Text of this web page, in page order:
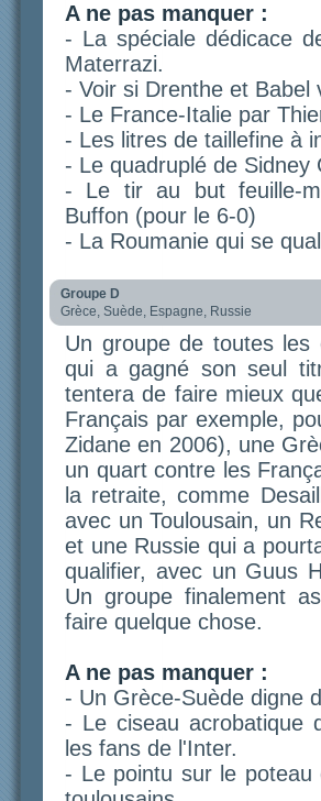
A ne pas manquer :
- La spéciale dédicace
Materrazi.
- Voir si Drenthe et
- Le France-Italie par
- Les litres de taillefine à
- Le quadruplé de
- Le tir au but feuille-
Buffon (pour le 6-0)
- La Roumanie qui se
Groupe D
Grèce, Suède, Espagne, Russie
Un groupe de toutes les
qui a gagné son seul
tentera de faire mieux
Français par exemple,
Zidane en 2006), une
un quart contre les
la retraite, comme
avec un Toulousain, un
et une Russie qui a
qualifier, avec un Guus
Un groupe finalement
faire quelque chose.
A ne pas manquer :
- Un Grèce-Suède digne
- Le ciseau acrobatique
les fans de l'Inter.
- Le pointu sur le